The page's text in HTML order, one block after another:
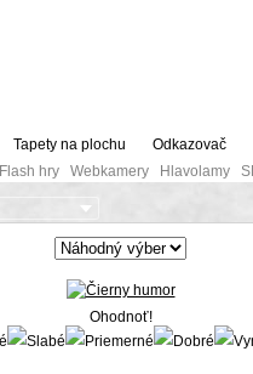
Tapety na plochu
Odkazovač
Flash hry Webkamery Hlavolamy
Ohodnoť!